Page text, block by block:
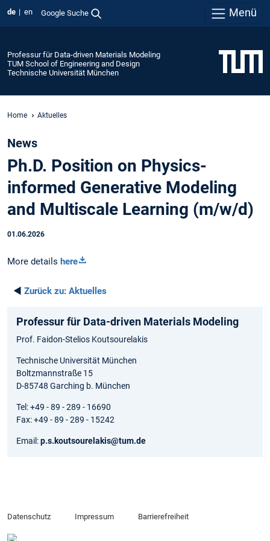
de en Google Suche Menü
Professur für Data-driven Materials Modeling
TUM School of Engineering and Design
Technische Universität München
Home Aktuelles
News
Ph.D. Position on Physics-
informed Generative Modeling
and Multiscale Learning (m/w/d)
01.06.2026
More details here
◄ Zurück zu: Aktuelles
Professur für Data-driven Materials Modeling
Prof. Faidon-Stelios Koutsourelakis
Technische Universität München
Boltzmannstraße 15
D-85748 Garching b. München
Tel: +49 - 89 - 289 - 16690
Fax: +49 - 89 - 289 - 15242
Email:p.s.koutsourelakis@tum.de
Datenschutz Impressum Barrierefreiheit